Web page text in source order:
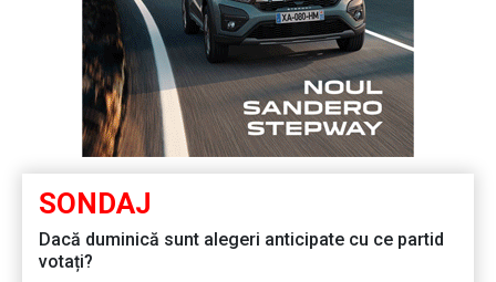
SONDAJ
Dacă duminică sunt alegeri anticipate cu ce partid
votați?